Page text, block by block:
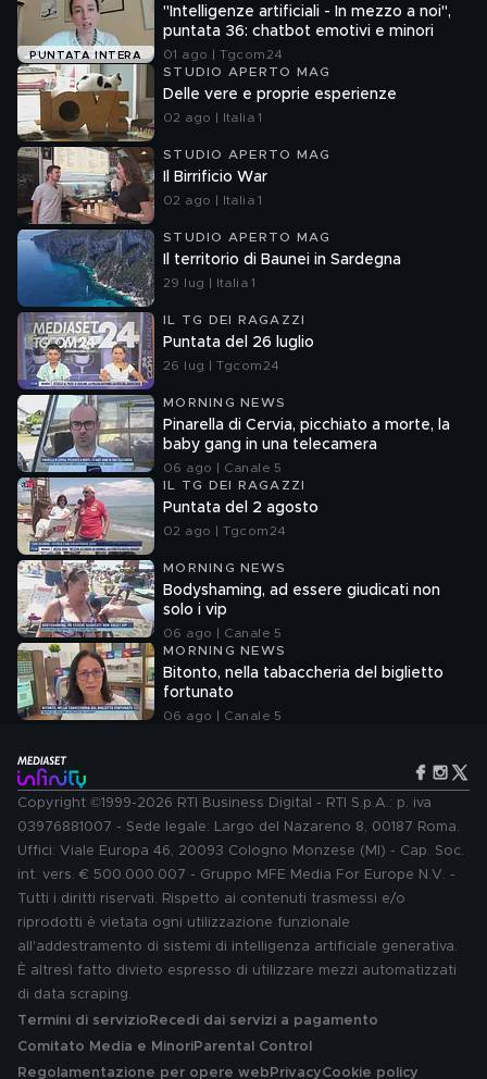
PUNTATA INTERA
A NOI
"Intelligenze artificiali - In mezzo a noi",
puntata 36: chatbot emotivi e minori
01 ago | Tgcom24
STUDIO APERTO MAG
Delle vere e proprie esperienze
02 ago | Italia 1
STUDIO APERTO MAG
Il Birrificio War
02 ago | Italia 1
STUDIO APERTO MAG
Il territorio di Baunei in Sardegna
29 lug | Italia 1
IL TG DEI RAGAZZI
Puntata del 26 luglio
26 lug | Tgcom24
MORNING NEWS
Pinarella di Cervia, picchiato a morte, la
baby gang in una telecamera
06 ago | Canale 5
IL TG DEI RAGAZZI
Puntata del 2 agosto
02 ago | Tgcom24
MORNING NEWS
Bodyshaming, ad essere giudicati non
solo i vip
06 ago | Canale 5
MORNING NEWS
Bitonto, nella tabaccheria del biglietto
fortunato
06 ago | Canale 5
Copyright ©1999-2026 RTI Business Digital - RTI S.p.A.: p. iva
03976881007 - Sede legale: Largo del Nazareno 8, 00187 Roma.
Uffici: Viale Europa 46, 20093 Cologno Monzese (MI) - Cap. Soc.
int. vers. € 500.000.007 - Gruppo MFE Media For Europe N.V. -
Tutti i diritti riservati. Rispetto ai contenuti trasmessi e/o
riprodotti è vietata ogni utilizzazione funzionale
all'addestramento di sistemi di intelligenza artificiale generativa.
È altresì fatto divieto espresso di utilizzare mezzi automatizzati
di data scraping.
Termini di servizio Recedi dai servizi a pagamento
Comitato Media e MinoriParental Control
Regolamentazione per opere web PrivacyCookie policy